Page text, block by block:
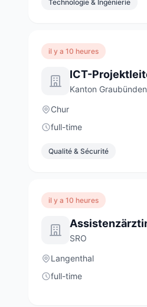
Technologie & Ingénierie
il y a 10 heures
Kanton Graubünden
Chur
full-time
Qualité & Sécurité
il y a 10 heures
SRO
Langenthal
full-time